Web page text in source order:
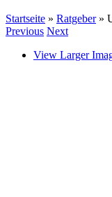
Startseite » Ratgeber»
Previous Next
View Larger